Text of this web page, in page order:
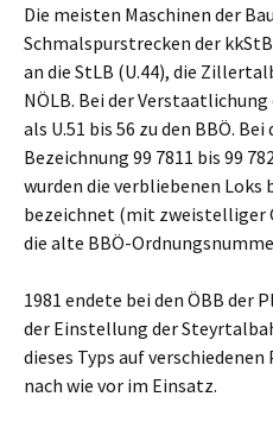
Die meisten Maschinen der
Schmalspurstrecken der
an die StLB (U.44), die
NÖLB. Bei der
als U.51 bis 56 zu den BBÖ. Bei
Bezeichnung 99 7811 bis 99
wurden die verbliebenen Loks
bezeichnet (mit zweistelliger
die alte BBÖ-
1981 endete bei den ÖBB der
der Einstellung der
dieses Typs auf
nach wie vor im Einsatz.